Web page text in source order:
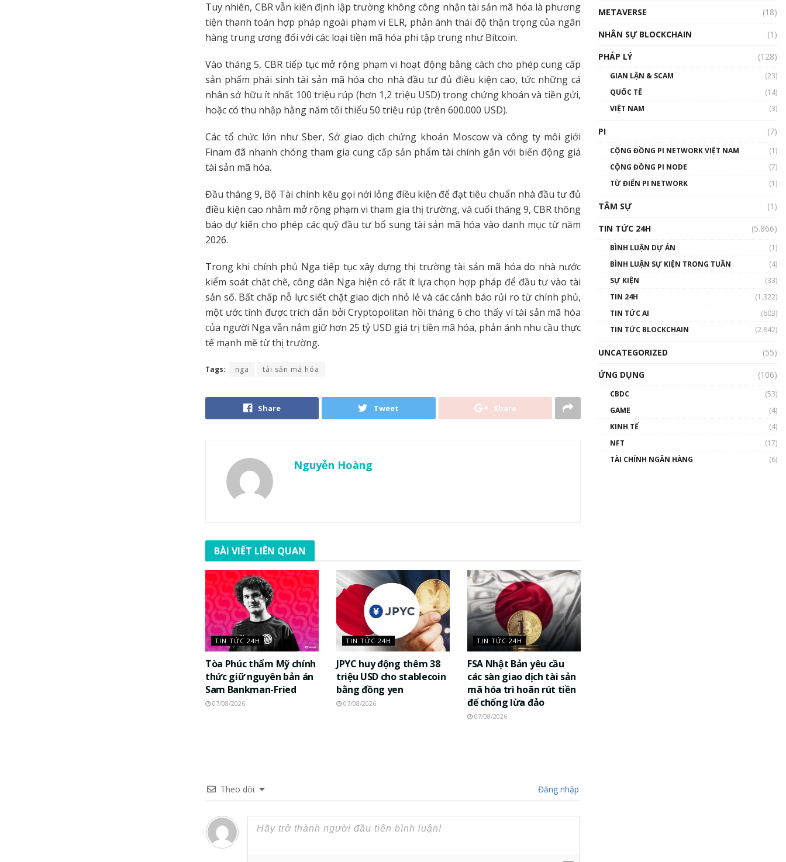
Tuy nhiên, CBR vẫn kiên định lập trường không công nhận tài sản mã hóa là phương
tiện thanh toán hợp pháp ngoài phạm vi ELR, phản ánh thái độ thận trọng của ngân
hàng trung ương đối với các loại tiền mã hóa phi tập trung như Bitcoin.
Vào tháng 5, CBR tiếp tục mở rộng phạm vi hoạt động bằng cách cho phép cung cấp
sản phẩm phái sinh tài sản mã hóa cho nhà đầu tư đủ điều kiện cao, tức những cá
nhân sở hữu ít nhất 100 triệu rúp (hơn 1,2 triệu USD) trong chứng khoán và tiền gửi,
hoặc có thu nhập hằng năm tối thiểu 50 triệu rúp (trên 600.000 USD).
Các tổ chức lớn như Sber, Sở giao dịch chứng khoán Moscow và công ty môi giới
Finam đã nhanh chóng tham gia cung cấp sản phẩm tài chính gắn với biến động giá
tài sản mã hóa.
Đầu tháng 9, Bộ Tài chính kêu gọi nới lỏng điều kiện để đạt tiêu chuẩn nhà đầu tư đủ
điều kiện cao nhằm mở rộng phạm vi tham gia thị trường, và cuối tháng 9, CBR thông
báo dự kiến cho phép các quỹ đầu tư bổ sung tài sản mã hóa vào danh mục từ năm
2026.
Trong khi chính phủ Nga tiếp tục xây dựng thị trường tài sản mã hóa do nhà nước
kiểm soát chặt chẽ, công dân Nga hiện có rất ít lựa chọn hợp pháp để đầu tư vào tài
sản số. Bất chấp nỗ lực siết chặt giao dịch nhỏ lẻ và các cảnh báo rủi ro từ chính phủ,
một ước tính được trích dẫn bởi Cryptopolitan hồi tháng 6 cho thấy ví tài sản mã hóa
của người Nga vẫn nắm giữ hơn 25 tỷ USD giá trị tiền mã hóa, phản ánh nhu cầu thực
tế mạnh mẽ từ thị trường.
Tags: nga tài sản mã hóa
Share Tweet Share
Nguyễn Hoàng
BÀI VIẾT LIÊN QUAN
TIN TỨC 24H
Tòa Phúc thẩm Mỹ chính
thức giữ nguyên bản án
Sam Bankman-Fried
07/08/2026
TIN TỨC 24H
JPYC huy động thêm 38
triệu USD cho stablecoin
bằng đồng yen
07/08/2026
TIN TỨC 24H
FSA Nhật Bản yêu cầu
các sàn giao dịch tài sản
mã hóa trì hoãn rút tiền
để chống lừa đảo
07/08/2026
Theo dõi Đăng nhập
01:34:46
01:32:59
Talkshow17: Mùa đông
Crypto – Chiếc khăn gió ấm
01:49:30
Talkshow 14: MemeCoin –
METAVERSE
(18)
NHÂN SỰ BLOCKCHAIN
(1)
PHÁP LÝ
(128)
GIAN LẬN & SCAM
(23)
QUỐC TẾ
(14)
VIỆT NAM
(3)
PI (7)
CỘNG ĐỒNG PI NETWORK VIỆT NAM
(1)
CỘNG ĐỒNG PI NODE
(7)
TỪ ĐIỂN PI NETWORK
(1)
TÂM SỰ
(1)
TIN TỨC 24H
(5.866)
BÌNH LUẬN DỰ ÁN
(1)
BÌNH LUẬN SỰ KIỆN TRONG TUẦN
(4)
SỰ KIỆN
(33)
TIN 24H
(1.322)
TIN TỨC AI
(603)
TIN TỨC BLOCKCHAIN
(2.842)
UNCATEGORIZED
(55)
ỨNG DỤNG
(106)
CBDC
(53)
GAME
(4)
KINH TẾ
(4)
NFT
(17)
TÀI CHÍNH NGÂN HÀNG
(6)